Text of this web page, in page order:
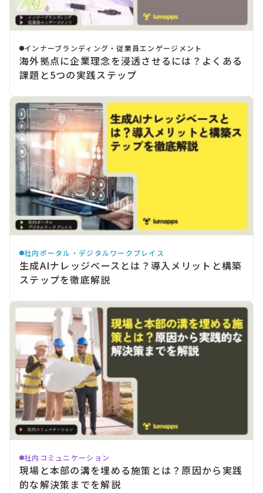
海外拠点に企業理念を浸透させるには？よくある
課題と5つの実践ステップ
インナーブランディング・従業員エンゲージメント
生成AIナレッジベースとは？導入メリットと構築
ステップを徹底解説
社内ポータル・デジタルワークプレイス
現場と本部の溝を埋める施策とは？原因から実践
的な解決策までを解説
社内コミュニケーション